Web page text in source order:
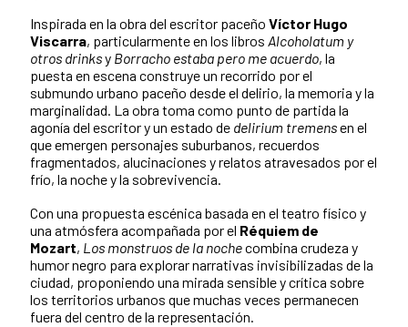
Inspirada en la obra del escritor paceño Víctor Hugo
Viscarra, particularmente en los libros Alcoholatum y
otros drinksy Borracho estaba pero me acuerdo, la
puesta en escena construye un recorrido por el
submundo urbano paceño desde el delirio, la memoria y la
marginalidad. La obra toma como punto de partida la
agonía del escritor y un estado de delirium tremensen el
que emergen personajes suburbanos, recuerdos
fragmentados, alucinaciones y relatos atravesados por el
frío, la noche y la sobrevivencia.
Con una propuesta escénica basada en el teatro físico y
una atmósfera acompañada por el Réquiem de
Mozart, Los monstruos de la nochecombina crudeza y
humor negro para explorar narrativas invisibilizadas de la
ciudad, proponiendo una mirada sensible y crítica sobre
los territorios urbanos que muchas veces permanecen
fuera del centro de la representación.